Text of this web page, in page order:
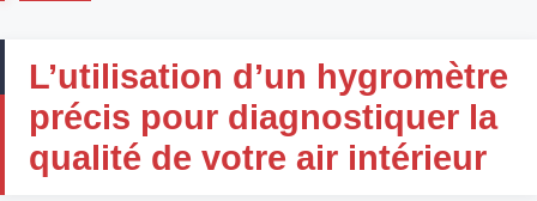
L’utilisation d’un hygromètre
précis pour diagnostiquer la
qualité de votre air intérieur